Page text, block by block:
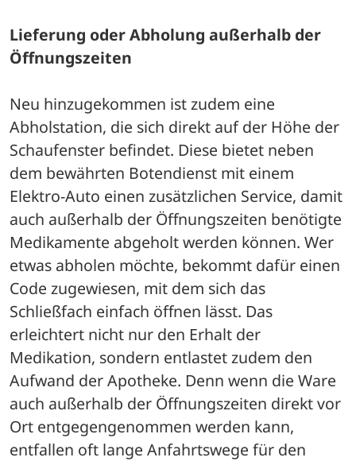
Lieferung oder Abholung außerhalb der
Öffnungszeiten
Neu hinzugekommen ist zudem eine
Abholstation, die sich direkt auf der Höhe der
Schaufenster befindet. Diese bietet neben
dem bewährten Botendienst mit einem
Elektro-Auto einen zusätzlichen Service, damit
auch außerhalb der Öffnungszeiten benötigte
Medikamente abgeholt werden können. Wer
etwas abholen möchte, bekommt dafür einen
Code zugewiesen, mit dem sich das
Schließfach einfach öffnen lässt. Das
erleichtert nicht nur den Erhalt der
Medikation, sondern entlastet zudem den
Aufwand der Apotheke. Denn wenn die Ware
auch außerhalb der Öffnungszeiten direkt vor
Ort entgegengenommen werden kann,
entfallen oft lange Anfahrtswege für den